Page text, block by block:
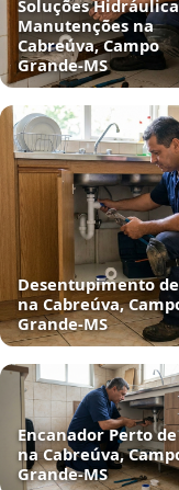
Soluções
Manutenções na
Cabreúva, Campo
Grande‑MS
Desentupimento
na Cabreúva,
Grande‑MS
Encanador Perto
na Cabreúva,
Grande‑MS